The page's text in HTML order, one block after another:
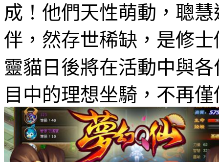
成！他們天性萌動，聰
伴，然存世稀缺，是修
靈貓日後將在活動中與
目中的理想坐騎，不再